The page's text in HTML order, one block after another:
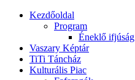
Kezdőoldal
Program
Éneklő ifjúság
Vaszary Képtár
TiTi Táncház
Kulturális Piac